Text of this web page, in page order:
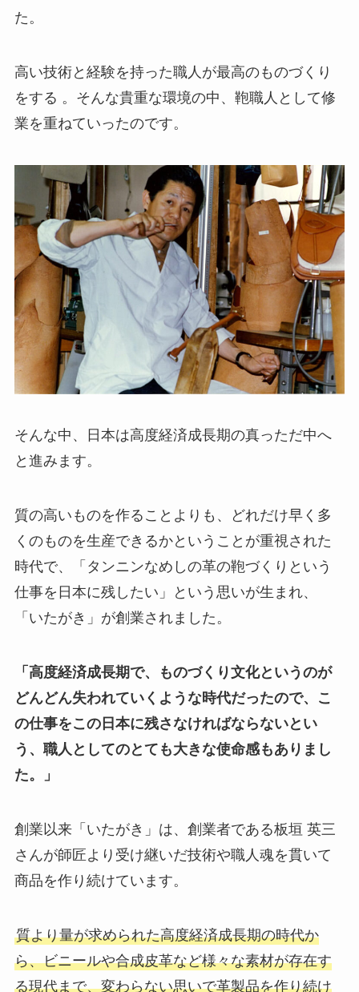
た。
高い技術と経験を持った職人が最高のものづくり
をする 。そんな貴重な環境の中、鞄職人として修
業を重ねていったのです。
そんな中、日本は高度経済成長期の真っただ中へ
と進みます。
質の高いものを作ることよりも、どれだけ早く多
くのものを生産できるかということが重視された
時代で、「タンニンなめしの革の鞄づくりという
仕事を日本に残したい」という思いが生まれ、
「いたがき」が創業されました。
「高度経済成長期で、ものづくり文化というのが
どんどん失われていくような時代だったので、こ
の仕事をこの日本に残さなければならないとい
う、職人としてのとても大きな使命感もありまし
た。」
創業以来「いたがき」は、創業者である板垣 英三
さんが師匠より受け継いだ技術や職人魂を貫いて
商品を作り続けています。
質より量が求められた高度経済成長期の時代か
ら、ビニールや合成皮革など様々な素材が存在す
る現代まで、変わらない思いで革製品を作り続け